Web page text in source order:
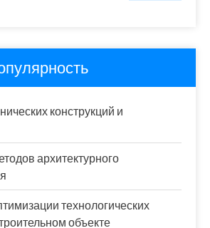
конструкций и
архитектурного
технологических
объекте